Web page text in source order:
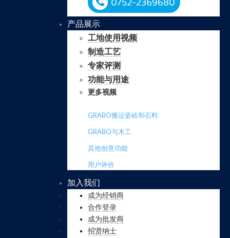
产品展示
工地使用视频
制造工艺
专家评测
功能与用途
更多视频
GRABO搬运瓷砖和石料
GRABO与木工
其他创意功能
用户评价
加入我们
成为经销商
合作登录
成为批发商
招贤纳士